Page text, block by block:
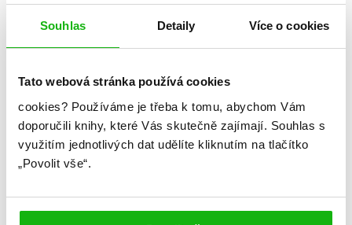
Souhlas Detaily Více o cookies
Tato webová stránka používá cookies
cookies? Používáme je třeba k tomu, abychom Vám
doporučili knihy, které Vás skutečně zajímají. Souhlas s
využitím jednotlivých dat udělíte kliknutím na tlačítko
„Povolit vše“.
Datum vydání 15.01.2018
205x295 mm
Řady Disney Pixar - Coco
Původní název
9788025241189